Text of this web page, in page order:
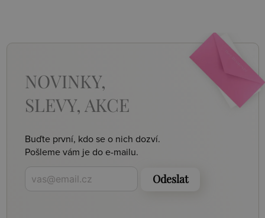
NOVINKY,
SLEVY, AKCE
Buďte první, kdo se o nich dozví.
Pošleme vám je do e-mailu.
Odeslat